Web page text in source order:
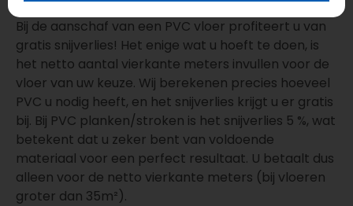
Bij de aanschaf van een PVC vloer profiteert u van
gratis snijverlies! Het enige wat u hoeft te doen, is
het netto aantal vierkante meters invullen voor de
vloer van uw keuze. Wij berekenen precies hoeveel
PVC u nodig heeft, en het snijverlies krijgt u er gratis
bij. Bij PVC planken/stroken is het snijverlies 5 %, wat
betekent dat u zeker bent van voldoende
materiaal voor een perfect resultaat. U betaalt dus
alleen voor de netto vierkante meters (bij vloeren
groter dan 35m²).